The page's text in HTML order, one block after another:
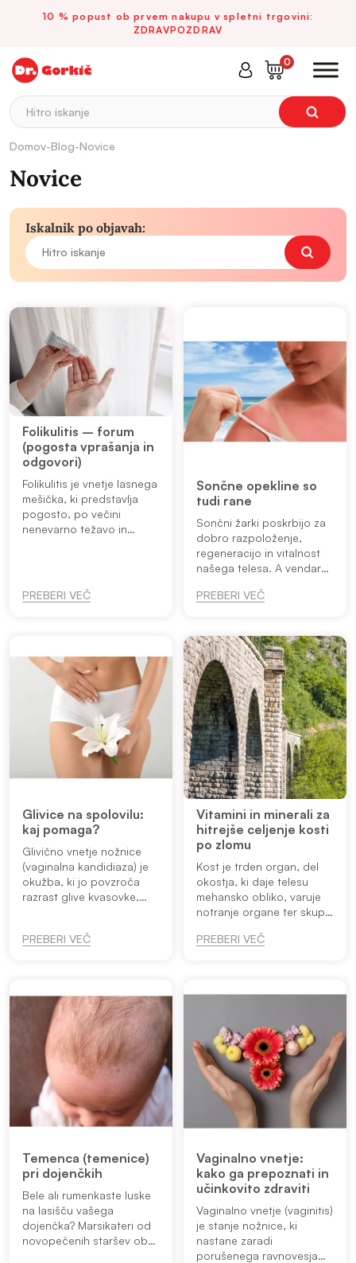
10 % popust ob prvem nakupu v spletni trgovini:
ZDRAVPOZDRAV
Hitro iskanje
0
Domov-Blog-Novice
Novice
Iskalnik po objavah:
Folikulitis – forum
(pogosta vprašanja in
odgovori)
Folikulitis je vnetje lasnega
mešička, ki predstavlja
pogosto, po večini
nenevarno težavo in
posameznike s šibkim
imunskim sistemom. Ne
PREBERI VEČ
Sončne opekline so
tudi rane
Sončni žarki poskrbijo za
dobro razpoloženje,
regeneracijo in vitalnost
našega telesa. A vendar
pozabimo na to, da kljub
opekli...
PREBERI VEČ
Glivice na spolovilu:
kaj pomaga?
Glivično vnetje nožnice
(vaginalna kandidiaza) je
okužba, ki jo povzroča
razrast glive kvasovke,
simptomi so srbenje,
PREBERI VEČ
Vitamini in minerali za
hitrejše celjenje kosti
po zlomu
Kost je trden organ, del
okostja, ki daje telesu
mehansko obliko, varuje
notranje organe ter skupaj
gibanje. Poleg tega se v
PREBERI VEČ
Temenca (temenice)
pri dojenčkih
Bele ali rumenkaste luske
na lasišču vašega
dojenčka? Marsikateri od
novopečenih staršev ob
Vaginalno vnetje:
kako ga prepoznati in
učinkovito zdraviti
Vaginalno vnetje (vaginitis)
je stanje nožnice, ki
nastane zaradi
porušenega ravnovesja